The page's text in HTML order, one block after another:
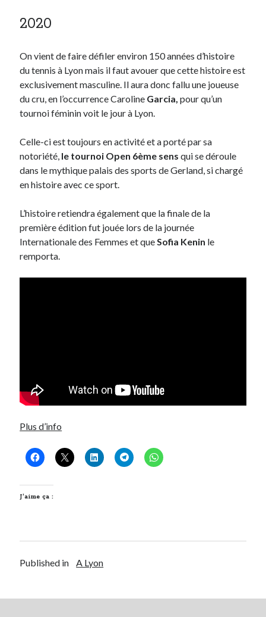
2020
On vient de faire défiler environ 150 années d’histoire
du tennis à Lyon mais il faut avouer que cette histoire est
exclusivement masculine. Il aura donc fallu une joueuse
du cru, en l’occurrence Caroline Garcia, pour qu’un
tournoi féminin voit le jour à Lyon.
Celle-ci est toujours en activité et a porté par sa
notoriété, le tournoi Open 6ème sens qui se déroule
dans le mythique palais des sports de Gerland, si chargé
en histoire avec ce sport.
L’histoire retiendra également que la finale de la
première édition fut jouée lors de la journée
Internationale des Femmes et que Sofia Kenin le
remporta.
Plus d’info
J’aime ça :
Published in A Lyon